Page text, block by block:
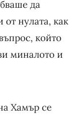
да
нулата, как
който
миналото и
Хамър се